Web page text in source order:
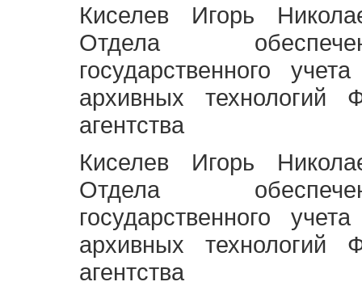
Киселев Игорь
Отдела
государственного
архивных технологий
агентства
Киселев Игорь
Отдела
государственного
архивных технологий
агентства